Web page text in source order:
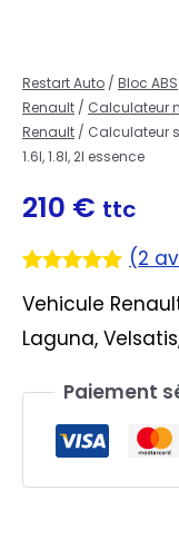
Restart Auto / Bloc ABS
Renault / Calculateur
Renault / Calculateur
1.6l, 1.8l, 2l essence
210 € ttc
sur 5
notations
(2
Vehicule
Laguna,
Paiement